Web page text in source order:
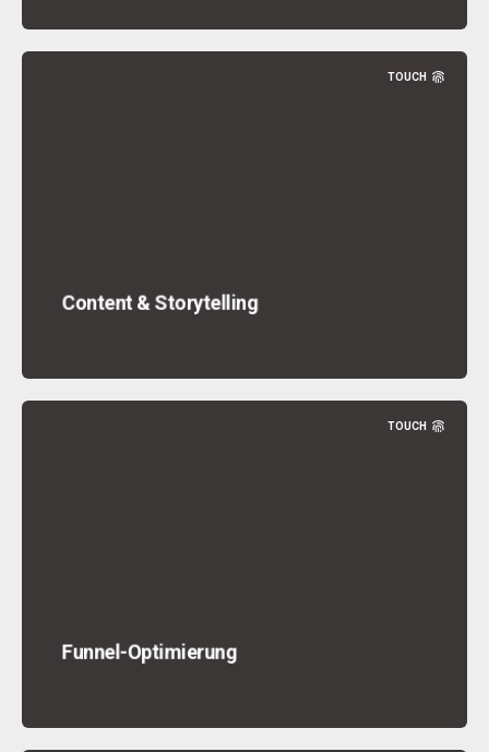
TOUCH
Content & Storytelling
TOUCH
Funnel-Optimierung